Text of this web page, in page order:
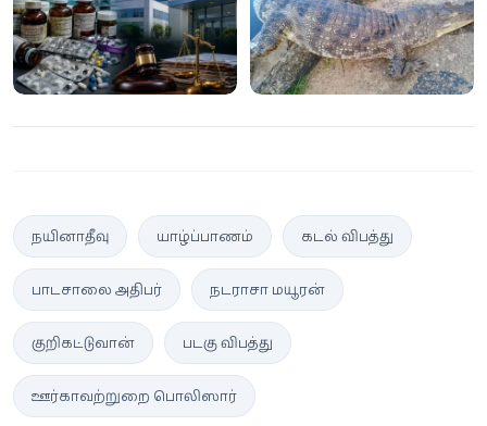
நிறுவனங்களுக்கு
அபராதம்
நயினாதீவு யாழ்ப்பாணம் கடல் விபத்து
பாடசாலை அதிபர் நடராசா மயூரன்
குறிகட்டுவான் படகு விபத்து
ஊர்காவற்றுறை பொலிஸார்